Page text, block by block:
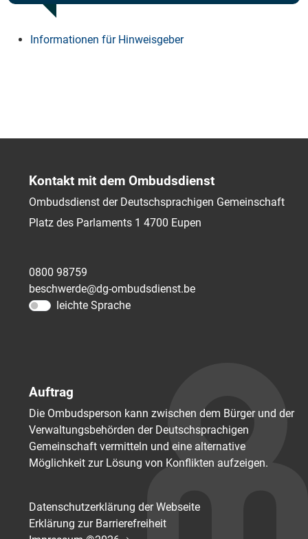
Informationen für Hinweisgeber
Kontakt mit dem Ombudsdienst
Ombudsdienst der Deutschsprachigen Gemeinschaft
Platz des Parlaments 1 4700 Eupen
0800 98759
beschwerde@dg-ombudsdienst.be
leichte Sprache
Auftrag
Die Ombudsperson kann zwischen dem Bürger und der
Verwaltungsbehörden der Deutschsprachigen
Gemeinschaft vermitteln und eine alternative
Möglichkeit zur Lösung von Konflikten aufzeigen.
Datenschutzerklärung der Webseite
Erklärung zur Barrierefreiheit